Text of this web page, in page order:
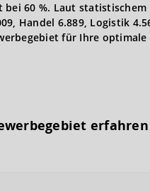
bei 60 %. Laut
Handel 6.889, Logistik
für Ihre